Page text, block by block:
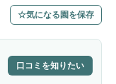
気になる園を保存
口コミを知りたい